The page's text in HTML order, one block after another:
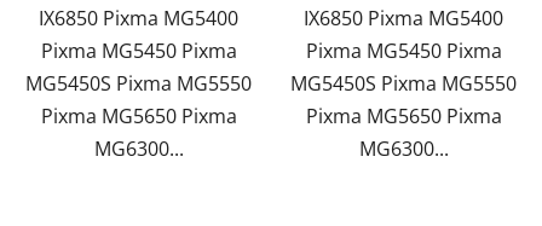
IX6850 Pixma MG5400
Pixma MG5450 Pixma
MG5450S Pixma MG5550
Pixma MG5650 Pixma
MG6300...
IX6850 Pixma MG5400
Pixma MG5450 Pixma
MG5450S Pixma MG5550
Pixma MG5650 Pixma
MG6300...